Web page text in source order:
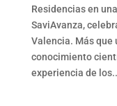
Residencias en
SaviAvanza,
Valencia. Más que
conocimiento
experiencia de